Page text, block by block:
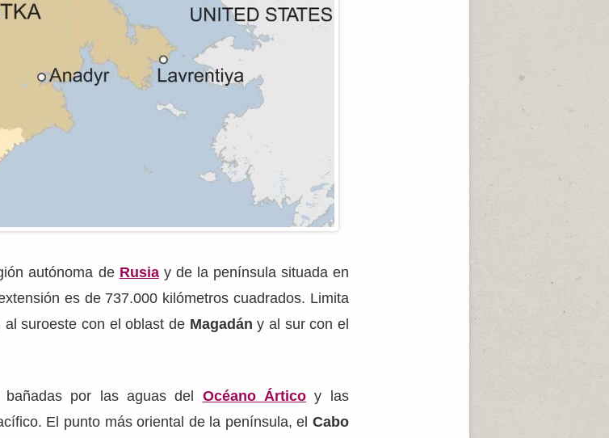
autónoma de Rusiay de la península situada en
es de 737.000 kilómetros cuadrados. Limita
al suroeste con el oblast de Magadán y al sur con el
bañadas por las aguas del Océano Ártico y las
El punto más oriental de la península, el Cabo